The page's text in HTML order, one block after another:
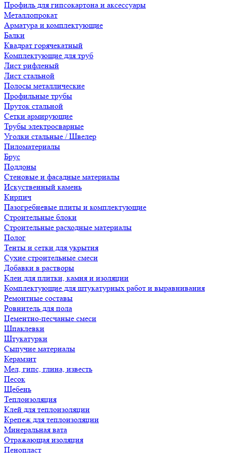
Профиль для гипсокартона и аксессуары
Металлопрокат
Арматура и комплектующие
Балки
Квадрат горячекатный
Комплектующие для труб
Лист рифленый
Лист стальной
Полосы металлические
Профильные трубы
Пруток стальной
Сетки армирующие
Трубы электросварные
Уголки стальные / Швелер
Пиломатериалы
Брус
Поддоны
Стеновые и фасадные материалы
Искуственный камень
Кирпич
Пазогребневые плиты и комплектующие
Строительные блоки
Строительные расходные материалы
Полог
Тенты и сетки для укрытия
Сухие строительные смеси
Добавки в растворы
Клеи для плитки, камня и изоляции
Комплектующие для штукатурных работ и выравнивания
Ремонтные составы
Ровнитель для пола
Цементно-песчаные смеси
Шпаклевки
Штукатурки
Сыпучие материалы
Керамзит
Мел, гипс, глина, известь
Песок
Щебень
Теплоизоляция
Клей для теплоизоляции
Крепеж для теплоизоляции
Минеральная вата
Отражающая изоляция
Пенопласт